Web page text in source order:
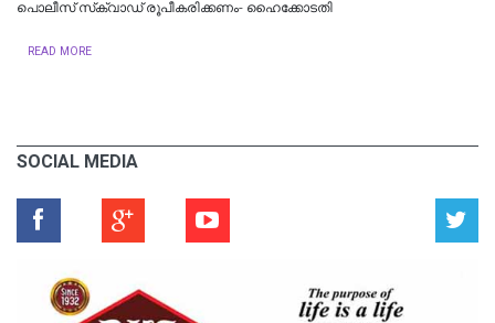
പൊലീസ് സ്‌ക്വാഡ് രൂപീകരിക്കണം- ഹൈക്കോടതി
READ MORE
SOCIAL MEDIA